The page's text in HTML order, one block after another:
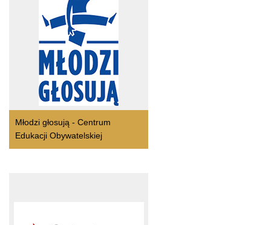
Młodzi głosują - Centrum
Edukacji Obywatelskiej